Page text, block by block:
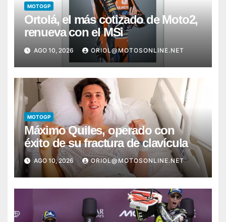
MOTOGP
Ortolá, el más cotizado de Moto2,
renueva con el MSi
AGO 10, 2026 ORIOL@MOTOSONLINE.NET
MOTOGP
Máximo Quiles, operado con
éxito de su fractura de clavícula
AGO 10, 2026 ORIOL@MOTOSONLINE.NET